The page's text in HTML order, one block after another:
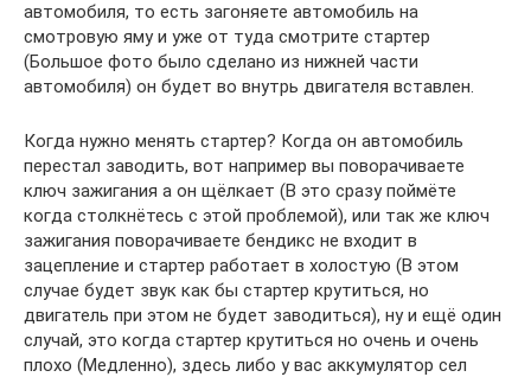
автомобиля, то есть загоняете автомобиль на
смотровую яму и уже от туда смотрите стартер
(Большое фото было сделано из нижней части
автомобиля) он будет во внутрь двигателя вставлен.
Когда нужно менять стартер? Когда он автомобиль
перестал заводить, вот например вы поворачиваете
ключ зажигания а он щёлкает (В это сразу поймёте
когда столкнётесь с этой проблемой), или так же ключ
зажигания поворачиваете бендикс не входит в
зацепление и стартер работает в холостую (В этом
случае будет звук как бы стартер крутиться, но
двигатель при этом не будет заводиться), ну и ещё один
случай, это когда стартер крутиться но очень и очень
плохо (Медленно), здесь либо у вас аккумулятор сел